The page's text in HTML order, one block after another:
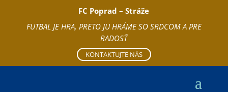
FC Poprad – Stráže
FUTBAL JE HRA, PRETO JU HRÁME SO SRDCOM A PRE
RADOSŤ
KONTAKTUJTE NÁS